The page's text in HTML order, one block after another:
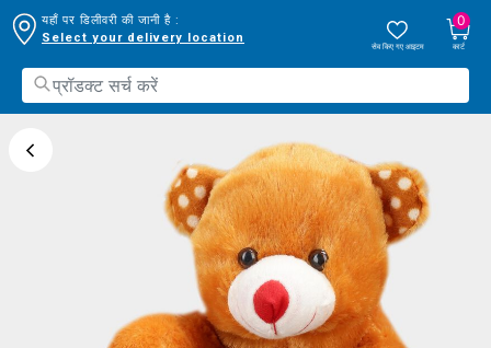
यहाँ पर डिलीवरी की जानी है :
Select your delivery location
सेव किए गए आइटम
0
कार्ट